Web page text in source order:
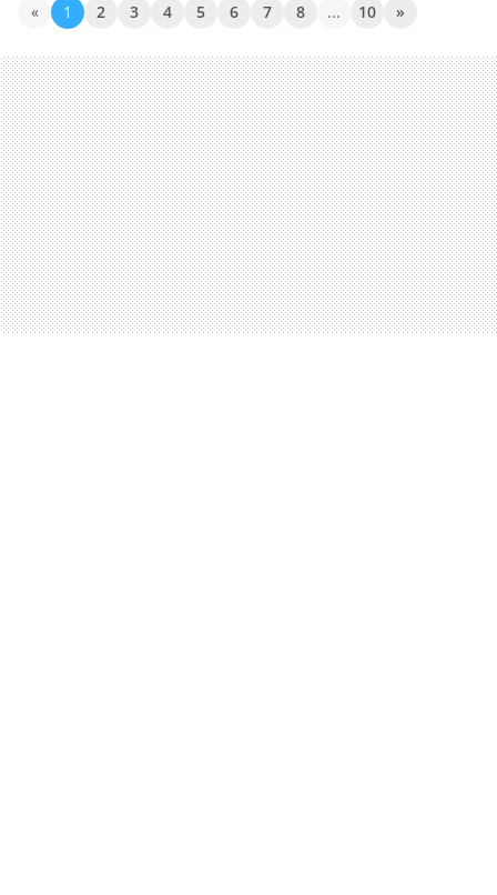
« 1 2 3 4 5 6 7 8 ... 10 »